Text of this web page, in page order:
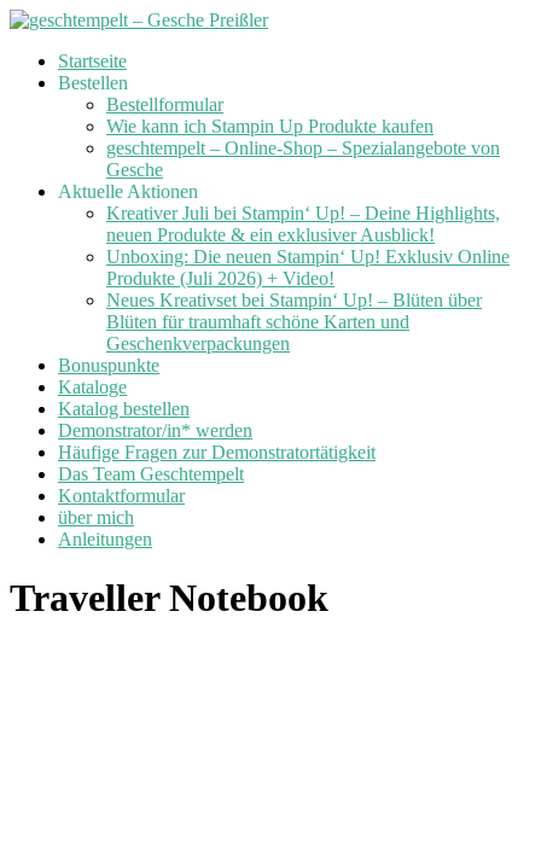
Skip
Startseite
Bestellen
Bestellformular
Wie kann ich Stampin Up Produkte kaufen
geschtempelt – Online-Shop – Spezialangebote von
Gesche
Aktuelle Aktionen
Kreativer Juli bei Stampin‘ Up! – Deine Highlights,
neuen Produkte & ein exklusiver Ausblick!
Unboxing: Die neuen Stampin‘ Up! Exklusiv Online
Produkte (Juli 2026) + Video!
Neues Kreativset bei Stampin‘ Up! – Blüten über
Blüten für traumhaft schöne Karten und
Geschenkverpackungen
Bonuspunkte
Kataloge
Katalog bestellen
Demonstrator/in* werden
Häufige Fragen zur Demonstratortätigkeit
Das Team Geschtempelt
Kontaktformular
über mich
Anleitungen
Traveller Notebook